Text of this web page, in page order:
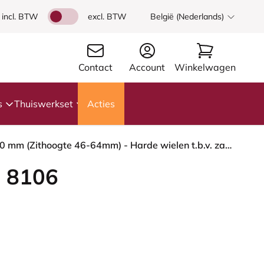
incl. BTW excl. BTW België (Nederlands)
Contact Account Winkelwagen
Thuiswerkset Acties
HÅG Capisco 8106 - Paloma Soft (Wollsdorf) - Semi-aniline Leder - ATG55206 - Grey - Zwart - 200 mm (Zithoogte 46-64mm) - Harde wielen t.b.v. zachte vloeren
8106